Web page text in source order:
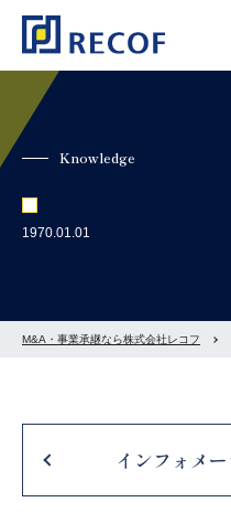
Knowledge
1970.01.01
M&A・事業承継なら株式会社レコフ
インフォメ